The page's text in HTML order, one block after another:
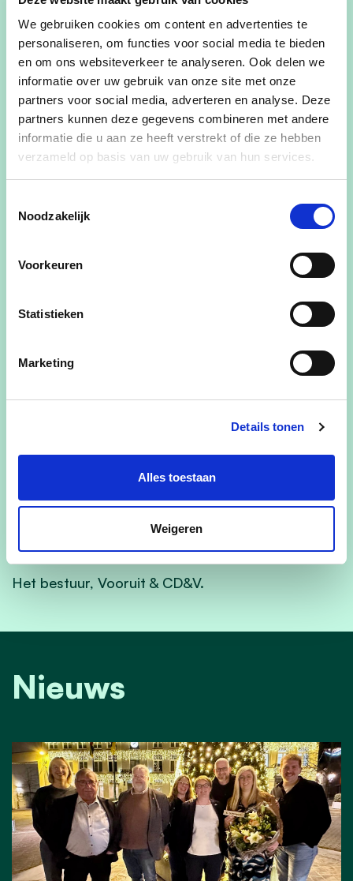
We gebruiken cookies om content en advertenties te
personaliseren, om functies voor social media te bieden
en om ons websiteverkeer te analyseren. Ook delen we
informatie over uw gebruik van onze site met onze
partners voor social media, adverteren en analyse. Deze
partners kunnen deze gegevens combineren met andere
informatie die u aan ze heeft verstrekt of die ze hebben
verzameld op basis van uw gebruik van hun services.
Noodzakelijk
Voorkeuren
Statistieken
Marketing
Details tonen
Alles toestaan
Weigeren
combinatie van dimmen waar het kan en doven
waar dit niet kan.
Het college wil echter verder inzetten op het
verledden van de openbare verlichting op ons
grondgebied. En zodra dit technisch mogelijk is
zullen we de openbare verlichting ’s nachts
dimmen.
Zonnepanelen
er bijkomende zonnepanelen geplaatst op
Zo krijgen de volgende gebouwen (extra)
Sportcomplex Virovios te Wervik
Het bestuur, Vooruit & CD&V.
Nieuws